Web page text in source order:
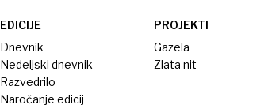
EDICIJE
Dnevnik
Nedeljski dnevnik
Razvedrilo
Naročanje edicij
PROJEKTI
Gazela
Zlata nit